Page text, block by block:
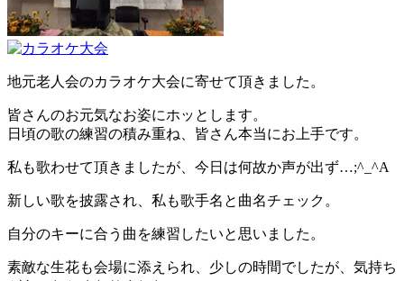
地元老人会のカラオケ大会に寄せて頂きました。
皆さんのお元気なお姿にホッとします。
日頃の歌の練習の積み重ね、皆さん本当にお上手です。
私も歌わせて頂きましたが、今日は何故か声が出ず…;^_^A
新しい歌を披露され、私も歌手名と曲名チェック。
自分のキーに合う曲を練習したいと思いました。
素敵な生花も会場に添えられ、少しの時間でしたが、気持ち